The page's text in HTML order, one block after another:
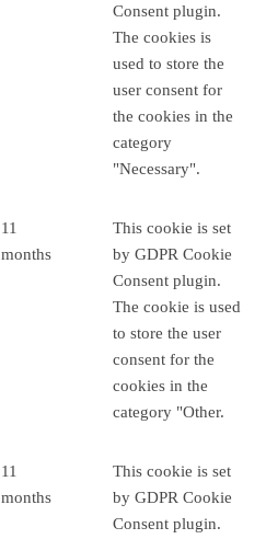
Consent plugin.
The cookies is
used to store the
user consent for
the cookies in the
category
"Necessary".
11
months
This cookie is set
by GDPR Cookie
Consent plugin.
The cookie is used
to store the user
consent for the
cookies in the
category "Other.
11
months
This cookie is set
by GDPR Cookie
Consent plugin.